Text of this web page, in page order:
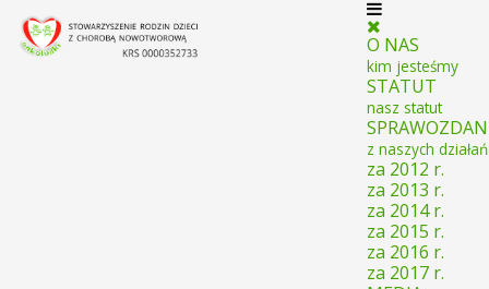
O NAS
kim jesteśmy
STATUT
nasz statut
z naszych działań
za 2012 r.
za 2013 r.
za 2014 r.
za 2015 r.
za 2016 r.
za 2017 r.